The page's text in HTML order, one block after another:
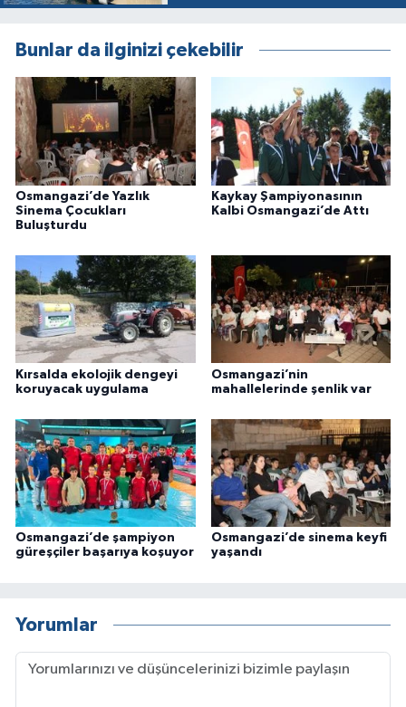
Bunlar da ilginizi çekebilir
Osmangazi’de Yazlık
Sinema Çocukları
Buluşturdu
Kaykay Şampiyonasının
Kalbi Osmangazi’de Attı
Kırsalda ekolojik dengeyi
koruyacak uygulama
Osmangazi’nin
mahallelerinde şenlik var
Osmangazi’de şampiyon
güreşçiler başarıya koşuyor
Osmangazi’de sinema keyfi
yaşandı
Yorumlar